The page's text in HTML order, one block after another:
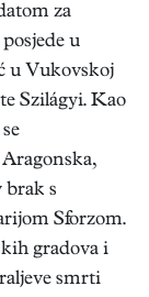
za
u
u Vukovskoj
Szilágyi. Kao
brak s
Sforzom.
gradova i
smrti